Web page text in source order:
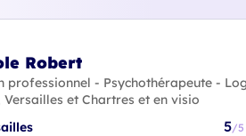
Robert
professionnel - Psychothérapeute -
Versailles et Chartres et en visio
5/5